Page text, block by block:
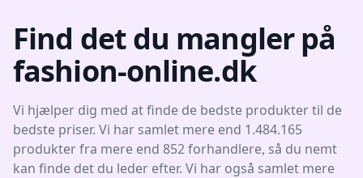
Find det du mangler på
fashion-online.dk
Vi hjælper dig med at finde de bedste produkter til de
bedste priser. Vi har samlet mere end 1.484.165
produkter fra mere end 852 forhandlere, så du nemt
kan finde det du leder efter. Vi har også samlet mere